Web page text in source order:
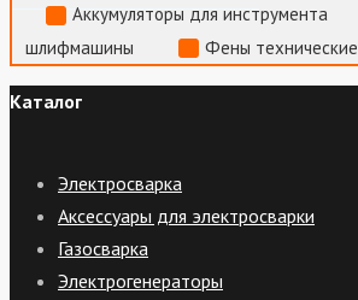
Аккумуляторы для инструмента
шлифмашины
Фены технические
Каталог
Электросварка
Аксессуары для электросварки
Газосварка
Электрогенераторы